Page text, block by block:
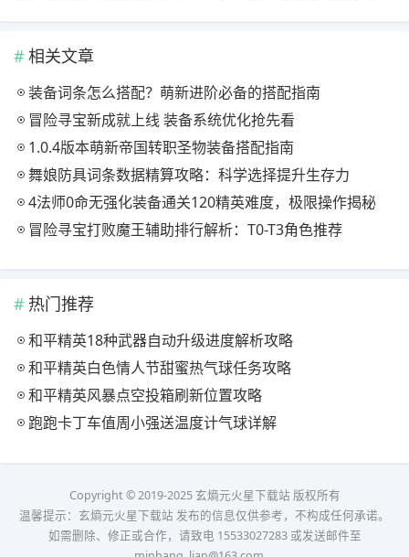
相关文章
装备词条怎么搭配？萌新进阶必备的搭配指南
冒险寻宝新成就上线 装备系统优化抢先看
1.0.4版本萌新帝国转职圣物装备搭配指南
舞娘防具词条数据精算攻略：科学选择提升生存力
4法师0命无强化装备通关120精英难度，极限操作揭秘
冒险寻宝打败魔王辅助排行解析：T0-T3角色推荐
热门推荐
和平精英18种武器自动升级进度解析攻略
和平精英白色情人节甜蜜热气球任务攻略
和平精英风暴点空投箱刷新位置攻略
跑跑卡丁车值周小强送温度计气球详解
Copyright © 2019-2025 玄熵元火星下载站 版权所有
温馨提示：玄熵元火星下载站 发布的信息仅供参考，不构成任何承诺。
如需删除、修正或合作，请致电 15533027283 或发送邮件至